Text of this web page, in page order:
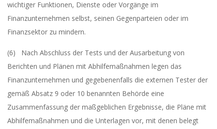
wichtiger Funktionen, Dienste oder Vorgänge im
Finanzunternehmen selbst, seinen Gegenparteien oder im
Finanzsektor zu mindern.
(6) Nach Abschluss der Tests und der Ausarbeitung von
Berichten und Plänen mit Abhilfemaßnahmen legen das
Finanzunternehmen und gegebenenfalls die externen Tester der
gemäß Absatz 9 oder 10 benannten Behörde eine
Zusammenfassung der maßgeblichen Ergebnisse, die Pläne mit
Abhilfemaßnahmen und die Unterlagen vor, mit denen belegt